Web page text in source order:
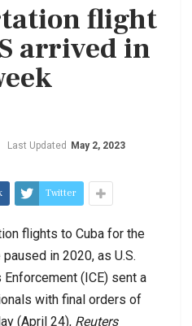
flight
arrived in
Last Updated May 2, 2023
Twitter
flights to Cuba for the
in 2020, as U.S.
(ICE) sent a
with final orders of
(April 24), Reuters